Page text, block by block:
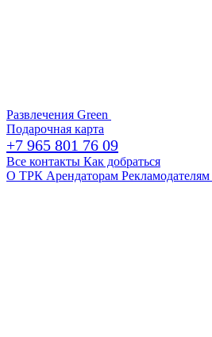
Развлечения Green
Подарочная карта
+7 965 801 76 09
Все контакты Как добраться
О ТРК Арендаторам Рекламодателям